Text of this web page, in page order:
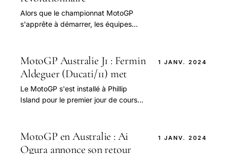
Alors que le championnat MotoGP
s'apprête à démarrer, les équipes
MotoGP Australie J1 : Fermin
Aldeguer (Ducati/11) met
Le MotoGP s'est installé à Phillip
Island pour le premier jour de course,
1 JANV. 2024
MotoGP en Australie : Ai
Ogura annonce son retour
1 JANV. 2024